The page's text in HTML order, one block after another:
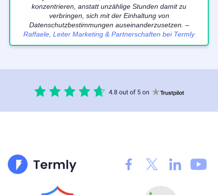
konzentrieren, anstatt unzählige Stunden damit zu
verbringen, sich mit der Einhaltung von
Datenschutzbestimmungen auseinanderzusetzen. –
Raffaele, Leiter Marketing & Partnerschaften bei Termly